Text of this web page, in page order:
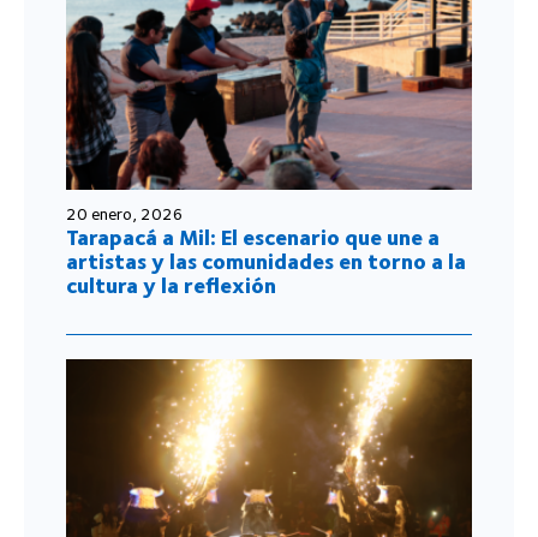
20 enero, 2026
Tarapacá a Mil: El escenario que une a
artistas y las comunidades en torno a la
cultura y la reflexión